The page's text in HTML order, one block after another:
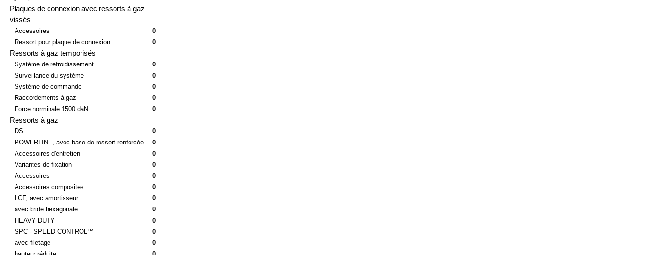
joint plat
Plaques de connexion avec ressorts à gaz
vissés
Accessoires
0
Ressort pour plaque de connexion
Ressorts à gaz temporisés
Système de refroidissement
0
Surveillance du systéme
0
Système de commande
0
Raccordements à gaz
0
Force norminale 1500 daN_
Ressorts à gaz
DS
0
POWERLINE, avec base de ressort renforcée
0
Accessoires d'entretien
0
Variantes de fixation
0
Accessoires
0
Accessoires composites
0
LCF, avec amortisseur
0
avec bride hexagonale
0
HEAVY DUTY
0
SPC - SPEED CONTROL™
0
avec filetage
0